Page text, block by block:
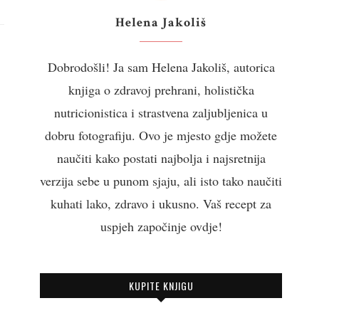
Helena Jakoliš
Dobrodošli! Ja sam Helena Jakoliš, autorica
knjiga o zdravoj prehrani, holistička
nutricionistica i strastvena zaljubljenica u
dobru fotografiju. Ovo je mjesto gdje možete
naučiti kako postati najbolja i najsretnija
verzija sebe u punom sjaju, ali isto tako naučiti
kuhati lako, zdravo i ukusno. Vaš recept za
uspjeh započinje ovdje!
KUPITE KNJIGU